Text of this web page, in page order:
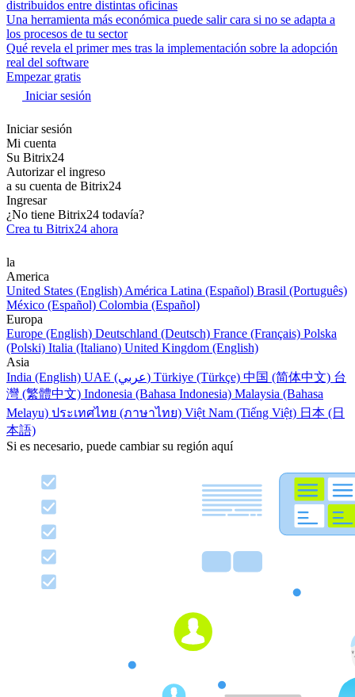
distribuidos entre distintas oficinas
Una herramienta más económica puede salir cara si no se adapta a
los procesos de tu sector
Qué revela el primer mes tras la implementación sobre la adopción
real del software
Empezar gratis
Iniciar sesión
Iniciar sesión
Mi cuenta
Su Bitrix24
Autorizar el ingreso
a su cuenta de Bitrix24
Ingresar
¿No tiene Bitrix24 todavía?
Crea tu Bitrix24 ahora
la
America
United States (English) América Latina (Español) Brasil (Português)
México (Español) Colombia (Español)
Europa
Europe (English) Deutschland (Deutsch) France (Français) Polska
(Polski) Italia (Italiano) United Kingdom (English)
Asia
India (English)
UAE (عربي) Türkiye (Türkçe) 中国 (简体中文) 台
灣 (繁體中文) Indonesia (Bahasa Indonesia) Malaysia (Bahasa
Melayu) ประเทศไทย (ภาษาไทย) Việt Nam (Tiếng Việt) 日本 (日
本語)
Si es necesario, puede cambiar su región aquí